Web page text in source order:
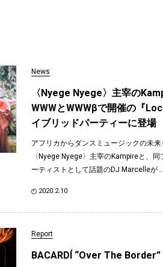
News
〈Nyege Nyege〉主宰の
WWWとWWWβで開催の『
イブリッドパーティーに登場
アフリカからダンスミュージックの未
〈Nyege Nyege〉主宰のKampireと、
ーティストとして話題のDJ Marcelleが
2020.2.10
Report
BACARDÍ “Over The Border”